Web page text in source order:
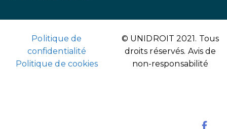
Politique de
confidentialité
Politique de cookies
© UNIDROIT 2021. Tous
droits réservés. Avis de
non-responsabilité